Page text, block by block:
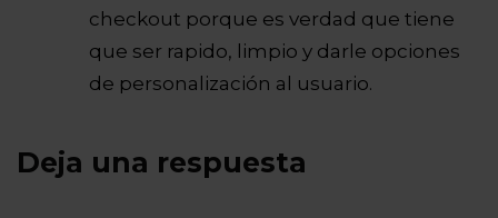
checkout porque es verdad que tiene
que ser rapido, limpio y darle opciones
de personalización al usuario.
Deja una respuesta